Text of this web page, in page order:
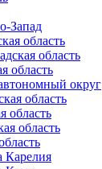
Запад
область
область
область
округ
область
область
область
Карелия